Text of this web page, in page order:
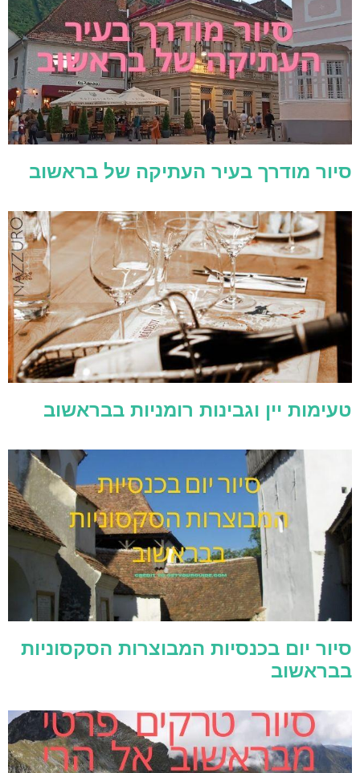
סיור מודרך בעיר העתיקה של בראשוב
טעימות יין וגבינות רומניות בבראשוב
סיור יום בכנסיות המבוצרות הסקסוניות
בבראשוב